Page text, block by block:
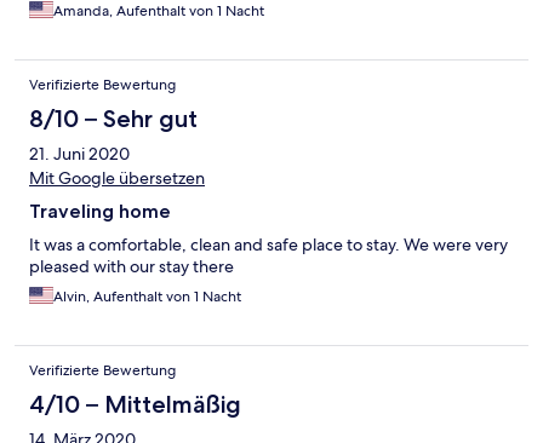
Amanda, Aufenthalt von 1 Nacht
Verifizierte Bewertung
8/10 – Sehr gut
21. Juni 2020
Mit Google übersetzen
Traveling home
It was a comfortable, clean and safe place to stay. We were very
pleased with our stay there
Alvin, Aufenthalt von 1 Nacht
Verifizierte Bewertung
4/10 – Mittelmäßig